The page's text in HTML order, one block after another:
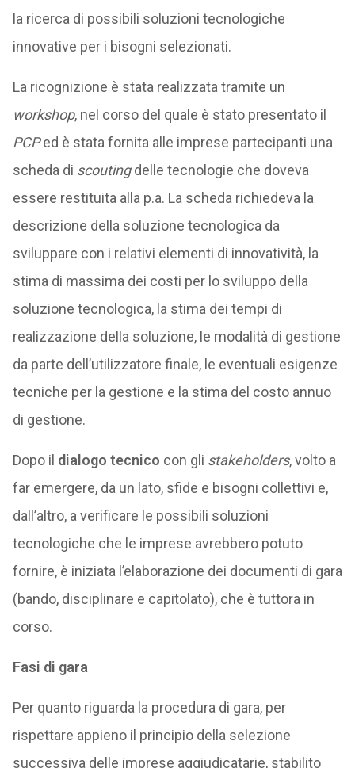
la ricerca di possibili soluzioni tecnologiche
innovative per i bisogni selezionati.
La ricognizione è stata realizzata tramite un
workshop, nel corso del quale è stato presentato il
PCPed è stata fornita alle imprese partecipanti una
scheda di scoutingdelle tecnologie che doveva
essere restituita alla p.a. La scheda richiedeva la
descrizione della soluzione tecnologica da
sviluppare con i relativi elementi di innovatività, la
stima di massima dei costi per lo sviluppo della
soluzione tecnologica, la stima dei tempi di
realizzazione della soluzione, le modalità di gestione
da parte dell’utilizzatore finale, le eventuali esigenze
tecniche per la gestione e la stima del costo annuo
di gestione.
Dopo il dialogo tecnico con gli stakeholders, volto a
far emergere, da un lato, sfide e bisogni collettivi e,
dall’altro, a verificare le possibili soluzioni
tecnologiche che le imprese avrebbero potuto
fornire, è iniziata l’elaborazione dei documenti di gara
(bando, disciplinare e capitolato), che è tuttora in
corso.
Fasi di gara
Per quanto riguarda la procedura di gara, per
rispettare appieno il principio della selezione
successiva delle imprese aggiudicatarie, stabilito